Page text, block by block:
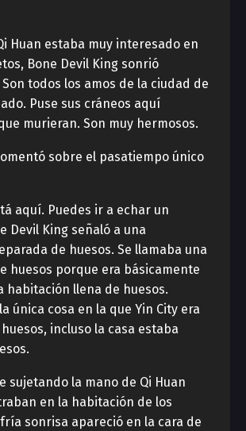
Huan estaba muy interesado en
Bone Devil King sonrió
todos los amos de la ciudad de
Puse sus cráneos aquí
murieran. Son muy hermosos.
sobre el pasatiempo único
aquí. Puedes ir a echar un
Devil King señaló a una
de huesos. Se llamaba una
huesos porque era básicamente
habitación llena de huesos.
única cosa en la que Yin City era
incluso la casa estaba
sujetando la mano de Qi Huan
en la habitación de los
sonrisa apareció en la cara de